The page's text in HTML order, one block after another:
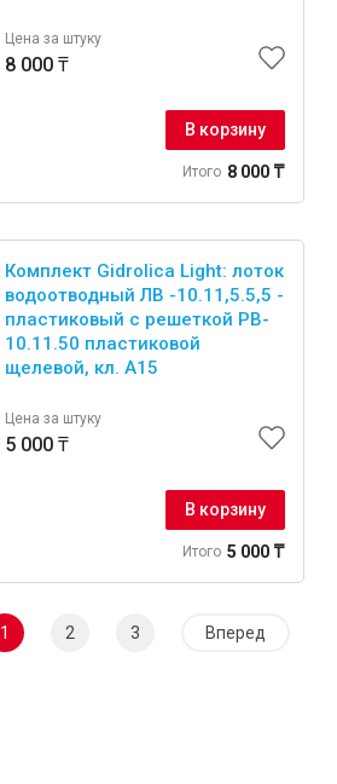
Цена за штуку
8 000 ₸
В корзину
Итого 8 000 ₸
Комплект Gidrolica Light: лоток
водоотводный ЛВ -10.11,5.5,5 -
пластиковый с решеткой РВ-
10.11.50 пластиковой
щелевой, кл. A15
Цена за штуку
5 000 ₸
В корзину
Итого 5 000 ₸
1 2 3 Вперед